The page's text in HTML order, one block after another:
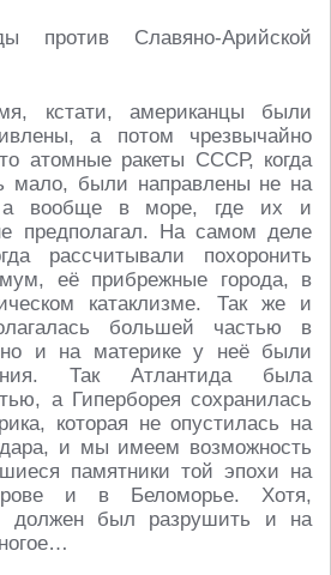
кстати, американцы были
а потом чрезвычайно
атомные ракеты СССР, когда
мало, были направлены не на
а вообще в море, где их и
предполагал. На самом деле
рассчитывали похоронить
её прибрежные города, в
катаклизме. Так же и
большей частью в
но и на материке у неё были
Так Атлантида была
а Гиперборея сохранилась
которая не опустилась на
и мы имеем возможность
памятники той эпохи на
и в Беломорье. Хотя,
должен был разрушить и на